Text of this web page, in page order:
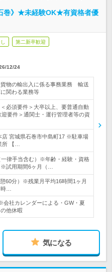
巻》★未経験OK★有資格者優
第二新卒歓迎
12/24
物の輸出入に係る事務業務 輸送
関わる業務等
必須要件＞大卒以上、要普通自動
要件＞通関士・運行管理者等の資
店 宮城県石巻市中島町17 ※駐車場
所 【…
一律手当含む）※年齢・経験・資格
試用期間6ヶ月（…
60分）※残業月平均16時間1ヶ月
…
会社カレンダーによる・GW・夏
他休暇
気になる